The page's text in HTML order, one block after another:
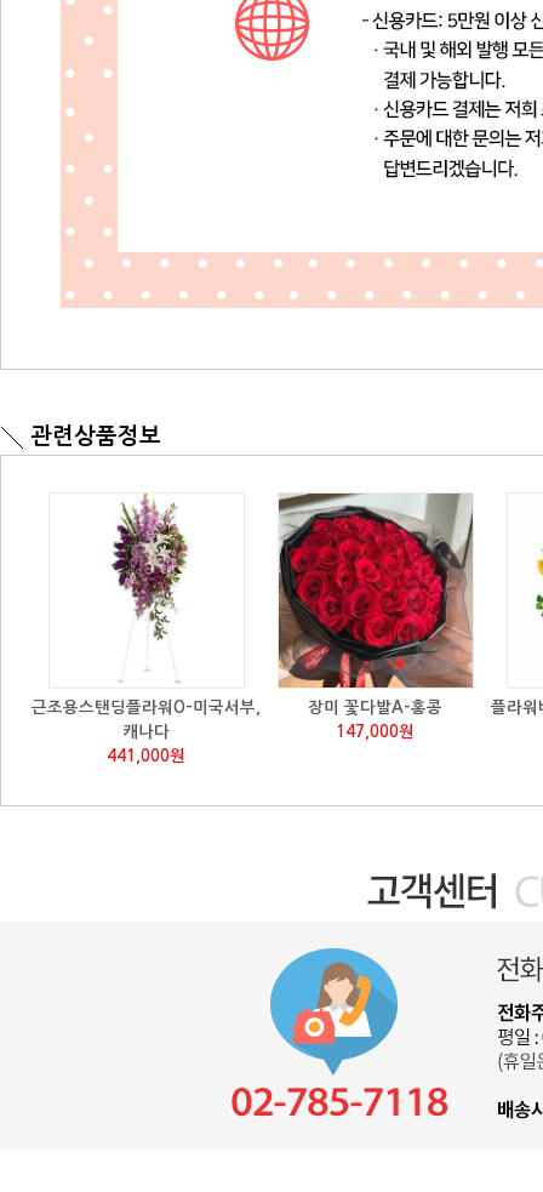
관련상품정보
근조용스탠딩플라워O-미국서부,
캐나다
441,000원
장미 꽃다발A-홍콩
147,000원
플라워